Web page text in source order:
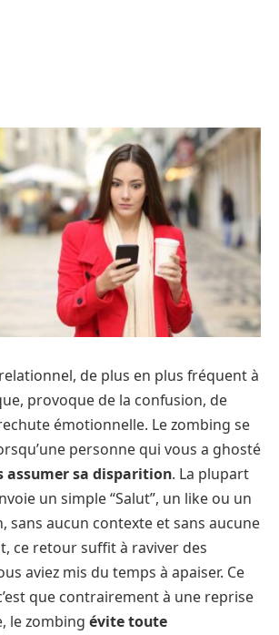
de plus en plus fréquent à
provoque de la confusion, de
émotionnelle. Le zombing se
personne qui vous a ghosté
assumer sa disparition. La plupart
un simple “Salut”, un like ou un
sans aucun contexte et sans aucune
ce retour suffit à raviver des
aviez mis du temps à apaiser. Ce
que contrairement à une reprise
le zombing évite toute